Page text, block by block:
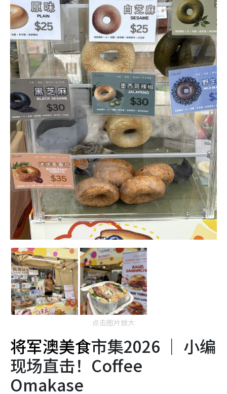
点击图片放大
将军澳美食市集2026 ｜ 小编
现场直击！Coffee
Omakase
Coffee Omakase市集带来3个超人气的咖啡烘焙品牌，